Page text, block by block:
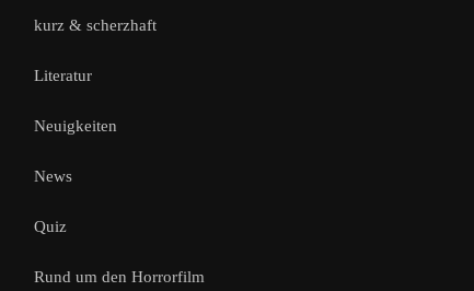
kurz & scherzhaft
Literatur
Neuigkeiten
News
Quiz
Rund um den Horrorfilm